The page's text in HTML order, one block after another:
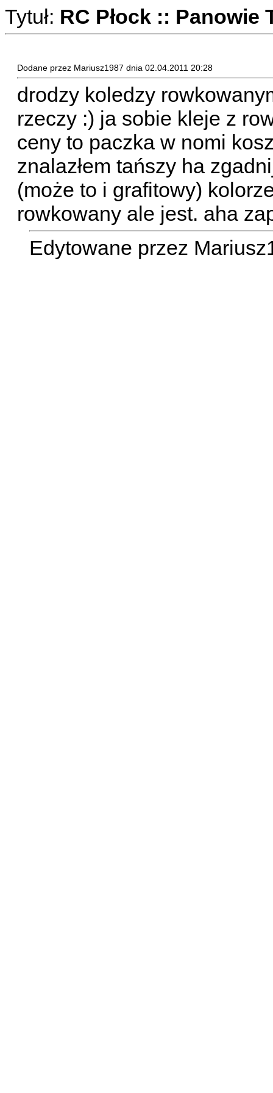
Tytuł: RC Płock :: Panowie
Dodane przez Mariusz1987 dnia 02.04.2011 20:28
drodzy koledzy
rzeczy :) ja sobie kleje z
ceny to paczka w nomi
znalazłem tańszy ha
(może to i grafitowy)
rowkowany ale jest. aha
Edytowane przez